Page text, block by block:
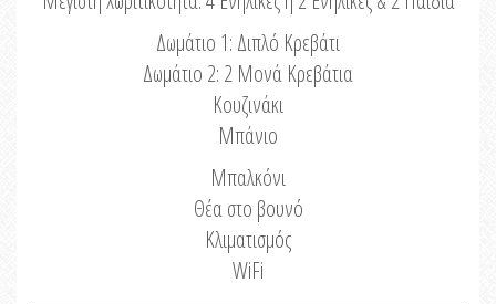
Δωμάτιο 1: Διπλό Κρεβάτι
Δωμάτιο 2: 2 Μονά Κρεβάτια
Κουζινάκι
Μπάνιο
Μπαλκόνι
Θέα στο βουνό
Κλιματισμός
WiFi